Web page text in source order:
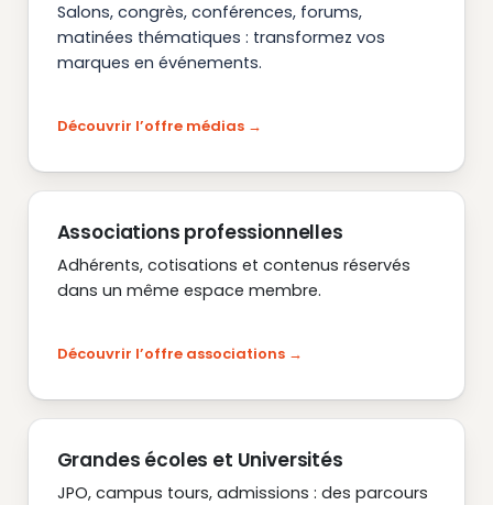
Salons, congrès, conférences, forums,
matinées thématiques : transformez vos
marques en événements.
Découvrir l’offre médias
Associations professionnelles
Adhérents, cotisations et contenus réservés
dans un même espace membre.
Découvrir l’offre associations
Grandes écoles et Universités
JPO, campus tours, admissions : des parcours